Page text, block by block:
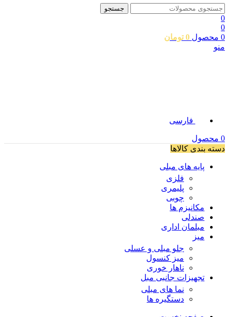
جستجو
0
0
0 محصول 0 تومان
منو
فارسی
0 محصول
دسته بندی کالاها
پایه های مبلی
فلزی
پلیمری
چوبی
مکانیزم ها
صندلی
مبلمان اداری
میز
جلو مبلی و عسلی
میز کنسول
ناهار خوری
تجهیزات جانبی مبل
نما های مبلی
دستگیره ها